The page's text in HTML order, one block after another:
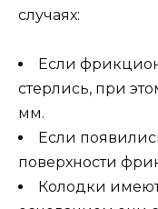
случаях:
Если
стерлись, при
мм.
Если
поверхности
Колодки